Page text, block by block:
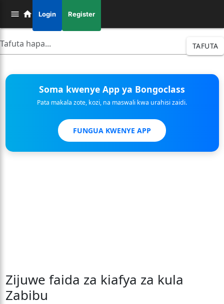
Login Register
TAFUTA
Soma kwenye App ya Bongoclass
Pata makala zote, kozi, na maswali kwa urahisi zaidi.
FUNGUA KWENYE APP
Zijuwe faida za kiafya za kula
Zabibu